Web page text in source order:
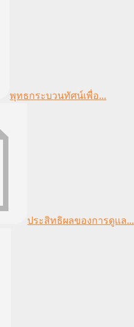
พุทธกระบวนทัศน์เพื่อ...
ประสิทธิผลของการดูแล...